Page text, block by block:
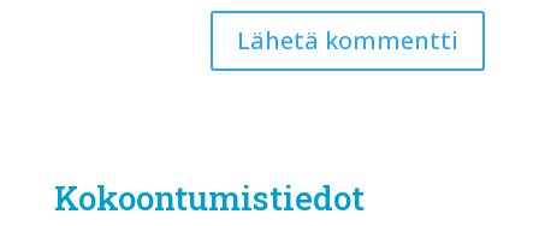
Kokoontumistiedot